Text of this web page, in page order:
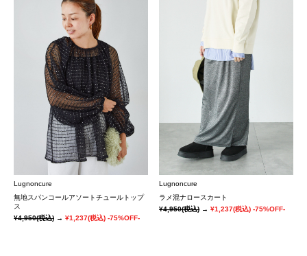
Lugnoncure
無地スパンコールアソートチュールトップ
ス
¥4,950(税込) → ¥1,237(税込) -75%OFF-
Lugnoncure
ラメ混ナロースカート
¥4,950(税込)→¥1,237(税込) -75%OFF-